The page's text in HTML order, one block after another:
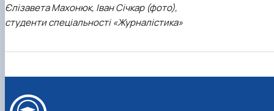
Єлізавета Махонюк, Іван Січкар (фото),
студенти спеціальності «Журналістика»